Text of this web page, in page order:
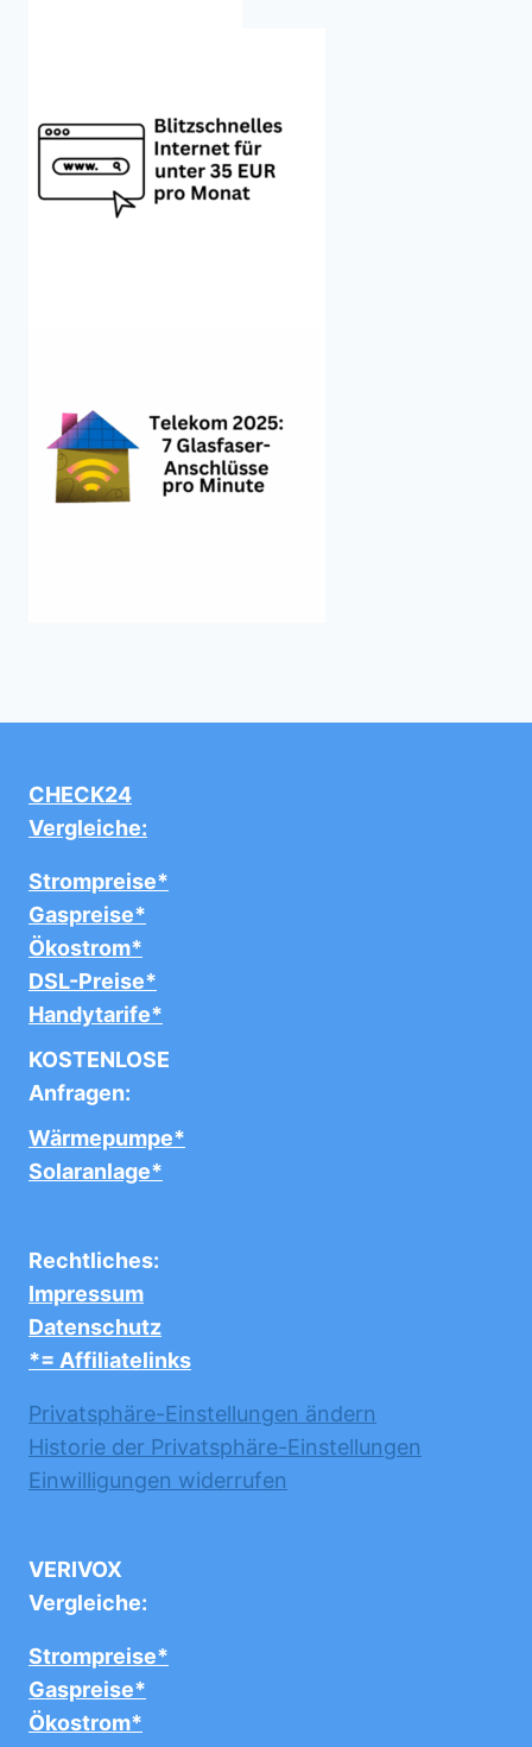
CHECK24
Vergleiche:
Strompreise*
Gaspreise*
Ökostrom*
DSL-Preise*
Handytarife*
KOSTENLOSE
Anfragen:
Wärmepumpe*
Solaranlage*
Rechtliches:
Impressum
Datenschutz
*= Affiliatelinks
Privatsphäre-Einstellungen ändern
Historie der Privatsphäre-Einstellungen
Einwilligungen widerrufen
VERIVOX
Vergleiche:
Strompreise*
Gaspreise*
Ökostrom*